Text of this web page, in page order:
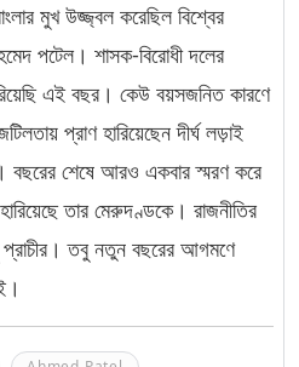
মুখ উজ্জ্বল করেছিল বিশ্বের
পটেল। শাসক-বিরোধী দলের
এই বছর। কেউ বয়সজনিত কারণে
প্রাণ হারিয়েছেন দীর্ঘ লড়াই
বছরের শেষে আরও একবার স্মরণ করে
তার মেরুদণ্ডকে। রাজনীতির
তবু নতুন বছরের আগমণে